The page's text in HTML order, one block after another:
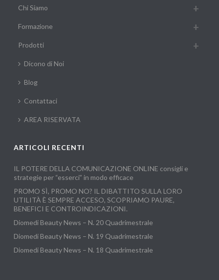
Chi Siamo
Formazione
Prodotti
Dicono di Noi
Blog
Contattaci
AREA RISERVATA
ARTICOLI RECENTI
IL POTERE DELLA COMUNICAZIONE ONLINE consigli e
strategie per “esserci” in modo efficace
PROMO SÌ, PROMO NO? IL DIBATTITO SULLA LORO
UTILITÀ È SEMPRE ACCESO, SCOPRIAMO PAURE,
BENEFICI E CONTROINDICAZIONI.
Diomedi Beauty News – N. 20 Quadrimestrale
Diomedi Beauty News – N. 19 Quadrimestrale
Diomedi Beauty News – N. 18 Quadrimestrale